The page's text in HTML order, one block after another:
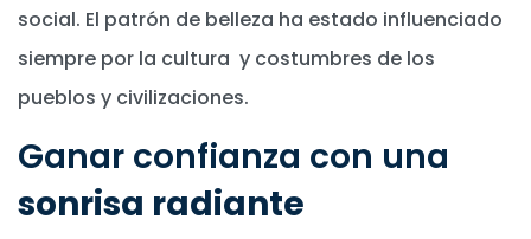
social. El patrón de belleza ha estado influenciado
siempre por la cultura y costumbres de los
pueblos y civilizaciones.
Ganar confianza con una
sonrisa radiante